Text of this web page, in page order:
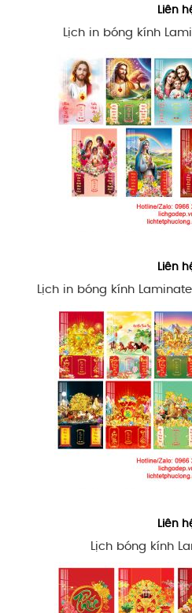
Liên
Lịch in bóng kính
Liên
Lịch in bóng kính
Liên
Lịch bóng kính